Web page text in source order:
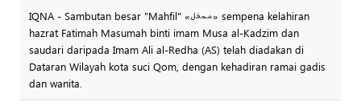
IQNA - Sambutan besar "Mahfil" «محفل» sempena kelahiran
hazrat Fatimah Masumah binti imam Musa al-Kadzim dan
saudari daripada Imam Ali al-Redha (AS) telah diadakan di
Dataran Wilayah kota suci Qom, dengan kehadiran ramai gadis
dan wanita.